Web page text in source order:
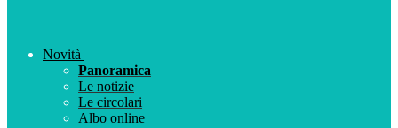
Novità
Panoramica
Le notizie
Le circolari
Albo online